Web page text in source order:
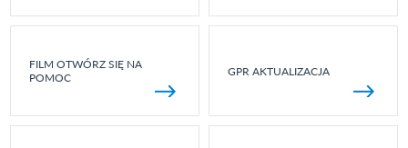
FILM OTWÓRZ SIĘ NA
POMOC
GPR AKTUALIZACJA